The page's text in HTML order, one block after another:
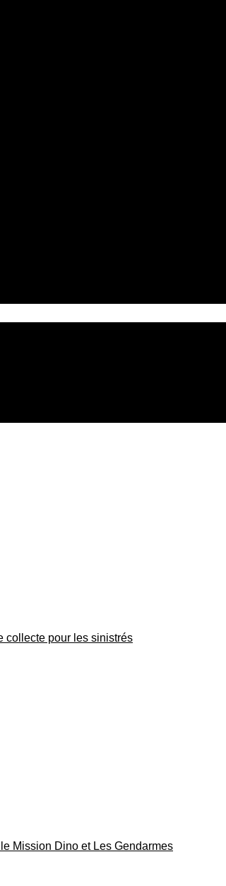
collecte pour les sinistrés
Mission Dino et Les Gendarmes